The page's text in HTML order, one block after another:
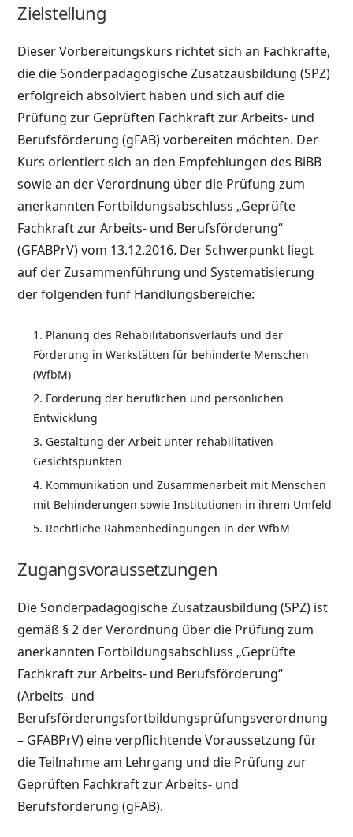
Zielstellung
Dieser Vorbereitungskurs richtet sich an Fachkräfte,
die die Sonderpädagogische Zusatzausbildung (SPZ)
erfolgreich absolviert haben und sich auf die
Prüfung zur Geprüften Fachkraft zur Arbeits- und
Berufsförderung (gFAB) vorbereiten möchten. Der
Kurs orientiert sich an den Empfehlungen des BiBB
sowie an der Verordnung über die Prüfung zum
anerkannten Fortbildungsabschluss „Geprüfte
Fachkraft zur Arbeits- und Berufsförderung“
(GFABPrV) vom 13.12.2016. Der Schwerpunkt liegt
auf der Zusammenführung und Systematisierung
der folgenden fünf Handlungsbereiche:
Planung des Rehabilitationsverlaufs und der
Förderung in Werkstätten für behinderte Menschen
(WfbM)
Förderung der beruflichen und persönlichen
Entwicklung
Gestaltung der Arbeit unter rehabilitativen
Gesichtspunkten
Kommunikation und Zusammenarbeit mit Menschen
mit Behinderungen sowie Institutionen in ihrem Umfeld
Rechtliche Rahmenbedingungen in der WfbM
Zugangsvoraussetzungen
Die Sonderpädagogische Zusatzausbildung (SPZ) ist
gemäß § 2 der Verordnung über die Prüfung zum
anerkannten Fortbildungsabschluss „Geprüfte
Fachkraft zur Arbeits- und Berufsförderung“
(Arbeits- und
Berufsförderungsfortbildungsprüfungsverordnung
– GFABPrV) eine verpflichtende Voraussetzung für
die Teilnahme am Lehrgang und die Prüfung zur
Geprüften Fachkraft zur Arbeits- und
Berufsförderung (gFAB).